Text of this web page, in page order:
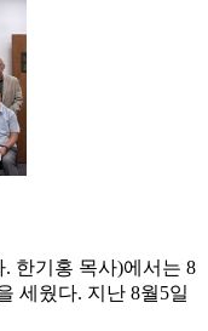
한기홍 목사)에서는 8
세웠다. 지난 8월5일